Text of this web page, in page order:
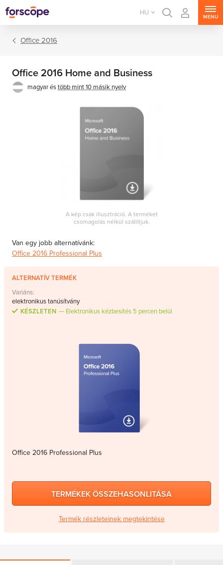
HU
MENU
Office 2016
Office 2016 Home and Business
magyar éstöbb mint 10 másik nyelv
A kép csak illusztráció. A terméket
csomagolás nélkül szállítjuk.
Van egy jobb alternatívánk:
Office 2016 Professional Plus
ALTERNATÍV TERMÉK
Variáns:
elektronikus tanúsítvány
KÉSZLETEN
Elektronikus kézbesítés 5 percen belül
Office 2016 Professional Plus
TERMÉKEK ÖSSZEHASONLITÁSA
Termék részleteinek megtekintése